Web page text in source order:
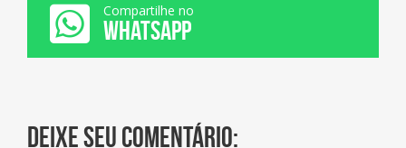
Compartilhe no
WHATSAPP
Deixe seu comentário: